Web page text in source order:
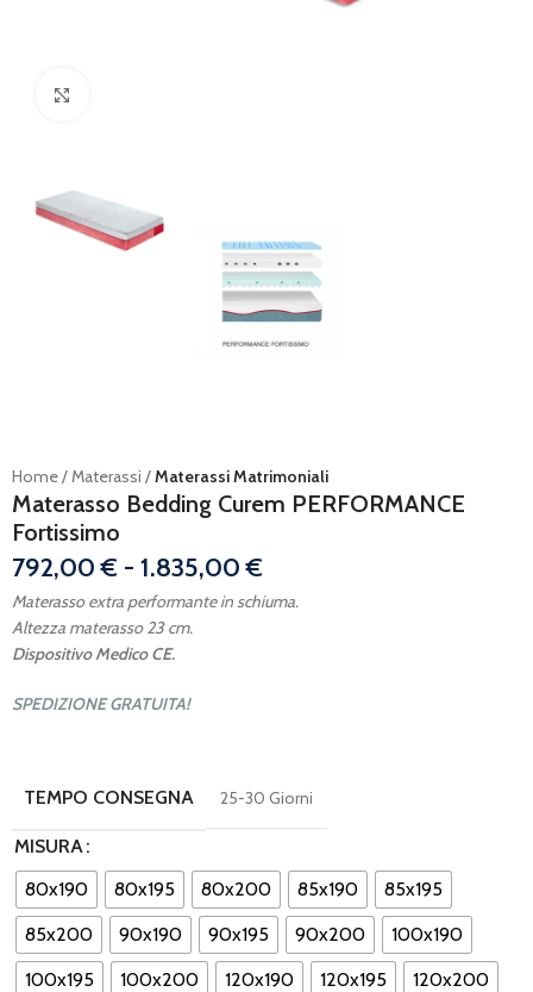
Home Materassi Materassi Matrimoniali
Materasso Bedding Curem PERFORMANCE
Fortissimo
792,00€ - 1.835,00€
Materasso extra performante in schiuma.
Altezza materasso 23 cm.
Dispositivo Medico CE.
SPEDIZIONE GRATUITA!
TEMPO CONSEGNA 25-30 Giorni
MISURA
80x190
80x195 80x200 85x190
85x195
85x200
90x190 90x195 90x200
100x190
100x195
100x200 120x190 120x195
120x200